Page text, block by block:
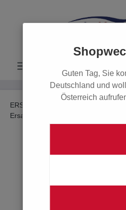
Guten Tag, Sie
Deutschland und
Österreich
ERSATZTEILE
Ersatzteile Poolbeleuchtung